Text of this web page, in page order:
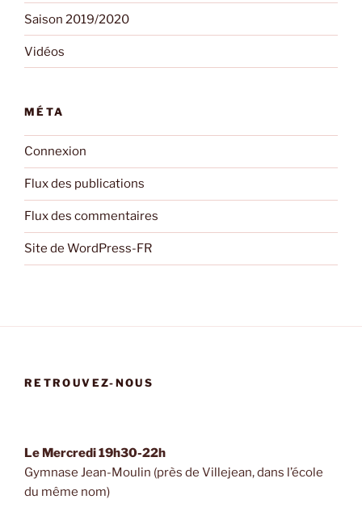
Saison 2019/2020
Vidéos
MÉTA
Connexion
Flux des publications
Flux des commentaires
Site de WordPress-FR
RETROUVEZ-NOUS
Le Mercredi 19h30-22h
Gymnase Jean-Moulin (près de Villejean, dans l’école
du même nom)